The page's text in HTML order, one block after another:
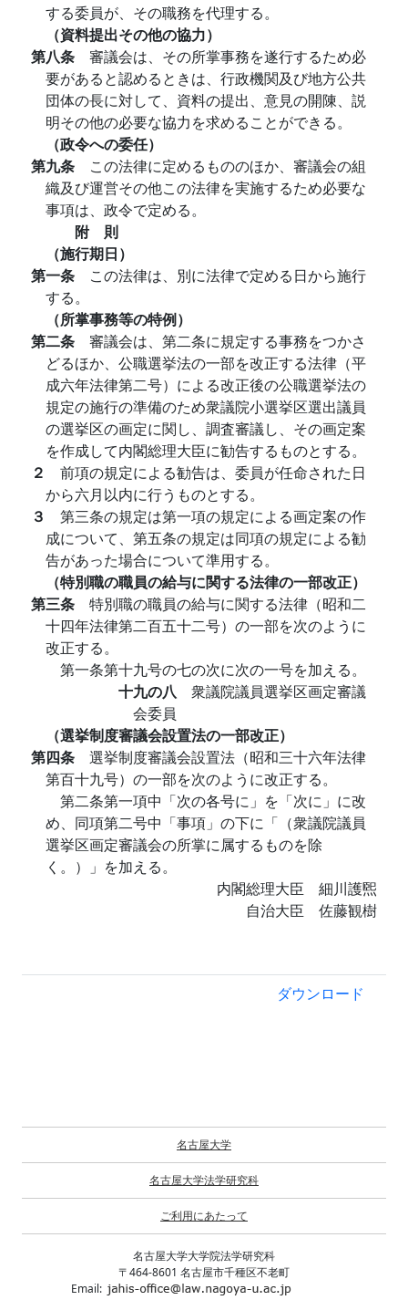
する委員が、その職務を代理する。
（資料提出その他の協力）
第八条 審議会は、その所掌事務を遂行するため必
要があると認めるときは、行政機関及び地方公共
団体の長に対して、資料の提出、意見の開陳、説
明その他の必要な協力を求めることができる。
（政令への委任）
第九条 この法律に定めるもののほか、審議会の組
織及び運営その他この法律を実施するため必要な
事項は、政令で定める。
附 則
（施行期日）
第一条 この法律は、別に法律で定める日から施行
する。
（所掌事務等の特例）
第二条 審議会は、第二条に規定する事務をつかさ
どるほか、公職選挙法の一部を改正する法律（平
成六年法律第二号）による改正後の公職選挙法の
規定の施行の準備のため衆議院小選挙区選出議員
の選挙区の画定に関し、調査審議し、その画定案
を作成して内閣総理大臣に勧告するものとする。
２ 前項の規定による勧告は、委員が任命された日
から六月以内に行うものとする。
３ 第三条の規定は第一項の規定による画定案の作
成について、第五条の規定は同項の規定による勧
告があった場合について準用する。
（特別職の職員の給与に関する法律の一部改正）
第三条 特別職の職員の給与に関する法律（昭和二
十四年法律第二百五十二号）の一部を次のように
改正する。
第一条第十九号の七の次に次の一号を加える。
十九の八 衆議院議員選挙区画定審議
会委員
（選挙制度審議会設置法の一部改正）
第四条 選挙制度審議会設置法（昭和三十六年法律
第百十九号）の一部を次のように改正する。
第二条第一項中「次の各号に」を「次に」に改
め、同項第二号中「事項」の下に「（衆議院議員
選挙区画定審議会の所掌に属するものを除
く。）」を加える。
内閣総理大臣 細川護煕
自治大臣 佐藤観樹
ダウンロード
名古屋大学
名古屋大学法学研究科
ご利用にあたって
名古屋大学大学院法学研究科
〒464-8601 名古屋市千種区不老町
Email: